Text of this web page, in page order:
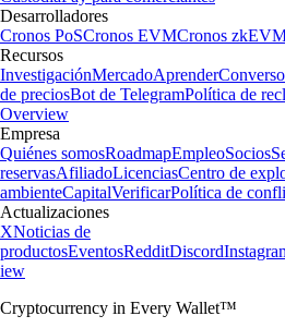
Desarrolladores
Cronos PoSCronos EVMCronos
Recursos
InvestigaciónMercadoAprender
de preciosBot de TelegramPolítica de
Overview
Empresa
Quiénes somosRoadmapEmpleoSocios
reservasAfiliadoLicenciasCentro de
ambienteCapitalVerificarPolítica de
Actualizaciones
XNoticias de
productosEventosRedditDiscord
iew
Cryptocurrency in Every Wallet™